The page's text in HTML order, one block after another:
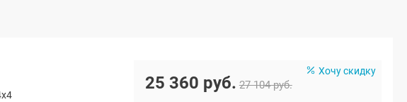
Хочу скидку
25 360 руб. 27 104 руб.